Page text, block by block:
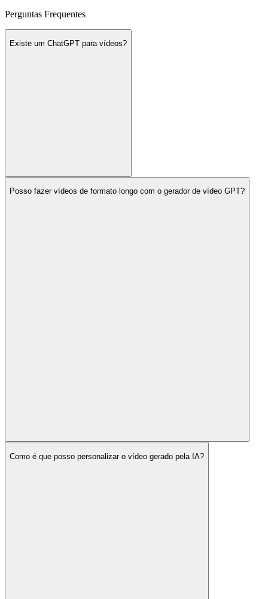
Perguntas Frequentes
Existe um ChatGPT para vídeos?
Posso fazer vídeos de formato longo com o gerador de vídeo GPT?
Como é que posso personalizar o vídeo gerado pela IA?